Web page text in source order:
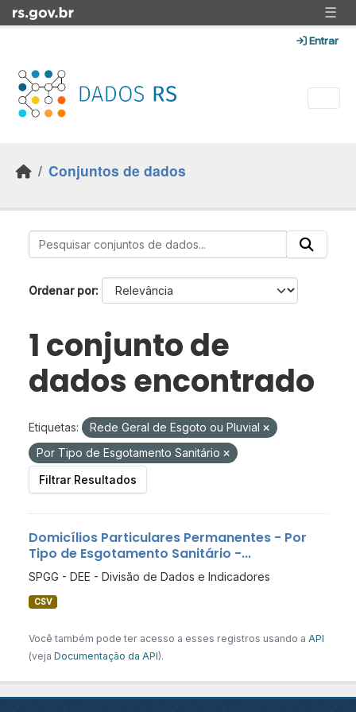
Skip to main content ☰
Entrar
Conjuntos de dados
Ordenar por
1 conjunto de
dados encontrado
Etiquetas:
Rede Geral de Esgoto ou Pluvial
Por Tipo de Esgotamento Sanitário
Filtrar Resultados
Domicílios Particulares Permanentes - Por
Tipo de Esgotamento Sanitário -...
SPGG - DEE - Divisão de Dados e Indicadores
CSV
Você também pode ter acesso a esses registros usando a API
(veja Documentação da API).